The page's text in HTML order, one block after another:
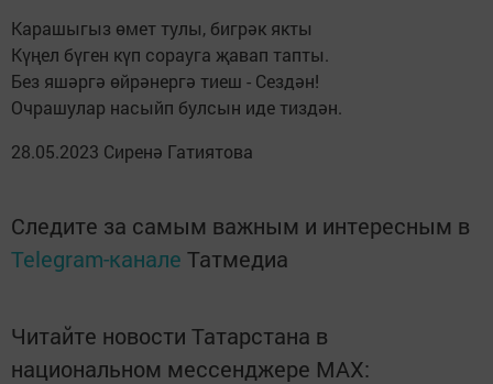
Карашыгыз өмет тулы, бигрәк якты
Күңел бүген күп сорауга җавап тапты.
Без яшәргә өйрәнергә тиеш - Сездән!
Очрашулар насыйп булсын иде тиздән.
28.05.2023 Сиренә Гатиятова
Следите за самым важным и интересным в
Telegram-канале Татмедиа
Читайте новости Татарстана в
национальном мессенджере MАХ: